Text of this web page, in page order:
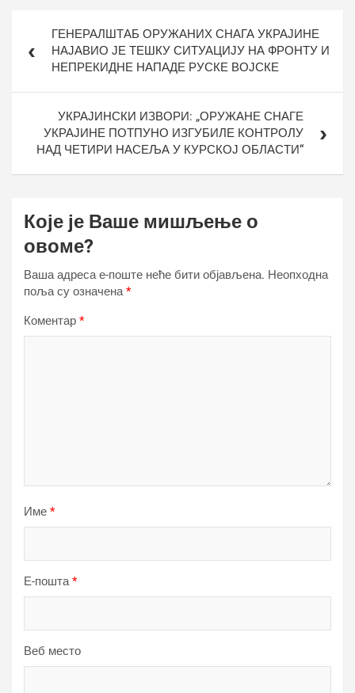
чланкаГЕНЕРАЛШТАБ ОРУЖАНИХ СНАГА УКРАЈИНЕ
НАЈАВИО ЈЕ ТЕШКУ СИТУАЦИЈУ НА ФРОНТУ И
НЕПРЕКИДНЕ НАПАДЕ РУСКЕ ВОЈСКЕ
УКРАЈИНСКИ ИЗВОРИ: „ОРУЖАНЕ СНАГЕ
УКРАЈИНЕ ПОТПУНО ИЗГУБИЛЕ КОНТРОЛУ
НАД ЧЕТИРИ НАСЕЉА У КУРСКОЈ ОБЛАСТИ“
Које је Ваше мишљење о
овоме?
Ваша адреса е-поште неће бити објављена. Неопходна
поља су означена*
Коментар *
Име *
Е-пошта*
Веб место